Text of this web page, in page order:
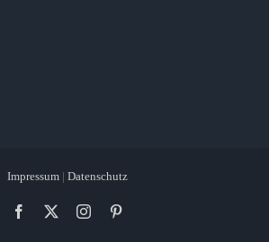
Impressum | Datenschutz
Facebook Instagram